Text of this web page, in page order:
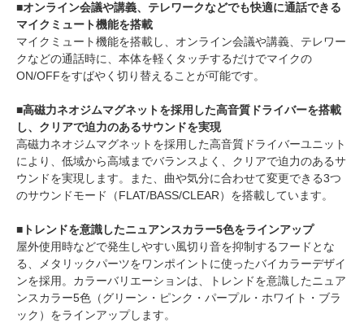
■オンライン会議や講義、テレワークなどでも快適に通話できる
マイクミュート機能を搭載
マイクミュート機能を搭載し、オンライン会議や講義、テレワー
クなどの通話時に、本体を軽くタッチするだけでマイクの
ON/OFFをすばやく切り替えることが可能です。
■高磁力ネオジムマグネットを採用した高音質ドライバーを搭載
し、クリアで迫力のあるサウンドを実現
高磁力ネオジムマグネットを採用した高音質ドライバーユニット
により、低域から高域までバランスよく、クリアで迫力のあるサ
ウンドを実現します。また、曲や気分に合わせて変更できる3つ
のサウンドモード（FLAT/BASS/CLEAR）を搭載しています。
■トレンドを意識したニュアンスカラー5色をラインアップ
屋外使用時などで発生しやすい風切り音を抑制するフードとな
る、メタリックパーツをワンポイントに使ったバイカラーデザイ
ンを採用。カラーバリエーションは、トレンドを意識したニュア
ンスカラー5色（グリーン・ピンク・パープル・ホワイト・ブラ
ック）をラインアップします。